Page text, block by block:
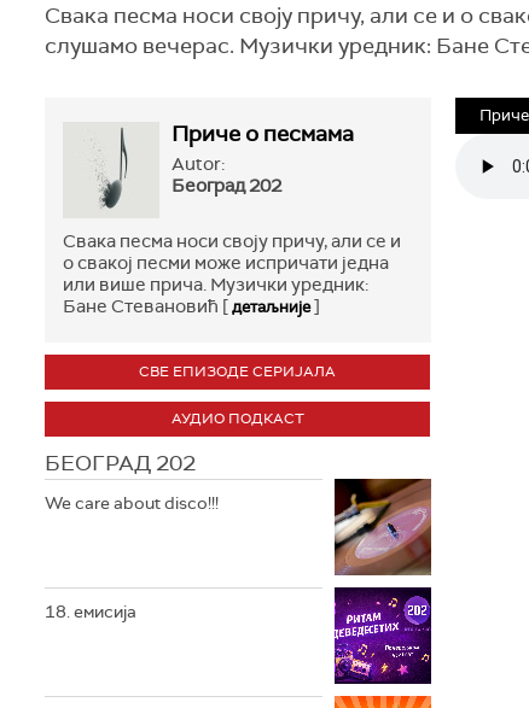
Свака песма носи своју причу, али се и о
слушамо вечерас. Музички уредник: Бане
Приче о песмама
Autor:
Београд 202
Свака песма носи своју причу, али се и
о свакој песми може испричати једна
или више прича. Музички уредник:
Бане Стевановић [детаљније]
СВЕ ЕПИЗОДЕ СЕРИЈАЛА
АУДИО ПОДКАСТ
БЕОГРАД 202
We care about disco!!!
18. емисија